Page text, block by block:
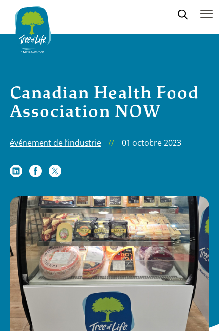
Canadian Health Food
Association NOW
événement de l’industrie // 01 octobre 2023